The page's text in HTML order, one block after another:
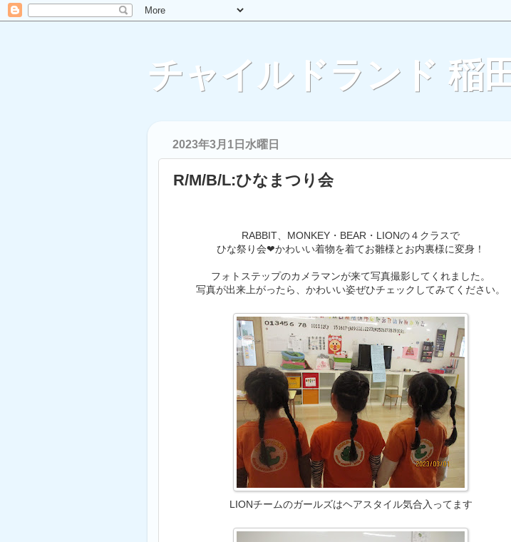
チャイルドランド 稲
2023年3月1日水曜日
R/M/B/L:ひなまつり会
RABBIT、MONKEY・BEAR・LIONの４クラスで
ひな祭り会❤かわいい着物を着てお雛様とお内裏様に変身！
フォトステップのカメラマンが来て写真撮影してくれました。
写真が出来上がったら、かわいい姿ぜひチェックしてみてください。
LIONチームのガールズはヘアスタイル気合入ってます